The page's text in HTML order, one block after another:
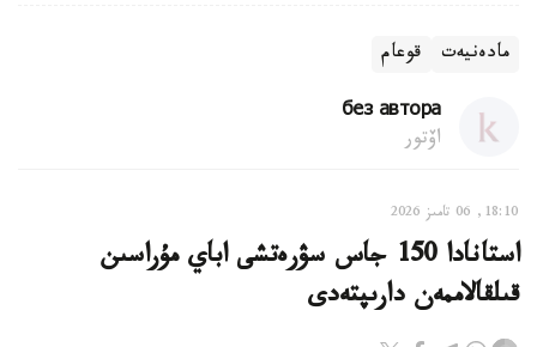
مادەنيەت قوعام
без автора
اۆتور
18:10, 06 تامىز 2026
استانادا 150 جاس سۋرەتشى اباي مۇراسىن
قىلقالاممەن دارىپتەدى